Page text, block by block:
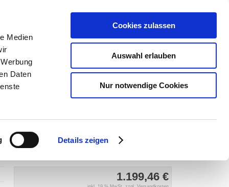
Medien
Daten
Details zeigen
Cookies zulassen
Auswahl erlauben
Nur notwendige Cookies
Warenkorb 0 Artikel
nur bei uns im Haus,
1.199,46 €